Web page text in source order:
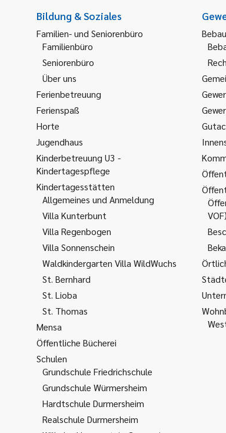
Bildung & Soziales
Familien- und Seniorenbüro
Familienbüro
Seniorenbüro
Über uns
Ferienbetreuung
Ferienspaß
Horte
Jugendhaus
Kinderbetreuung U3 -
Kindertagespflege
Kindertagesstätten
Allgemeines und Anmeldung
Villa Kunterbunt
Villa Regenbogen
Villa Sonnenschein
Waldkindergarten Villa WildWuchs
St. Bernhard
St. Lioba
St. Thomas
Mensa
Öffentliche Bücherei
Schulen
Grundschule Friedrichschule
Grundschule Würmersheim
Hardtschule Durmersheim
Realschule Durmersheim
VOF)